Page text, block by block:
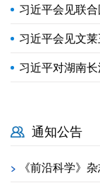
习近平会见联
习近平会见文
习近平对湖南
通知公告
> 《前沿科学》